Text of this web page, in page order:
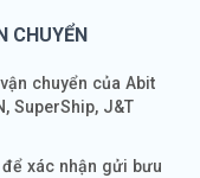
CHUYỂN
chuyển của Abit
SuperShip, J&T
xác nhận gửi bưu